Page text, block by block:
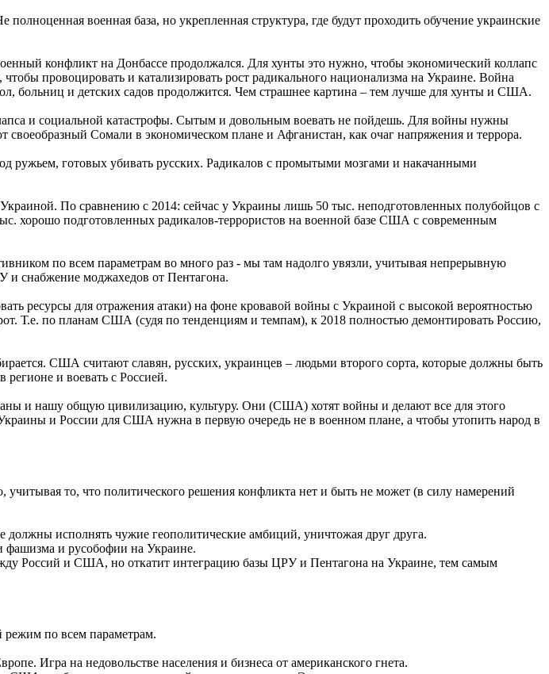
военная база, но укрепленная структура, где будут проходить обучение украинские
конфликт на Донбассе продолжался. Для хунты это нужно, чтобы экономический коллапс
провоцировать и катализировать рост радикального национализма на Украине. Война
больниц и детских садов продолжится. Чем страшнее картина – тем лучше для хунты и США.
и социальной катастрофы. Сытым и довольным воевать не пойдешь. Для войны нужны
Сомали в экономическом плане и Афганистан, как очаг напряжения и террора.
ружьем, готовых убивать русских. Радикалов с промытыми мозгами и накачанными
По сравнению с 2014: сейчас у Украины лишь 50 тыс. неподготовленных полубойцов с
хорошо подготовленных радикалов-террористов на военной базе США с современным
по всем параметрам во много раз - мы там надолго увязли, учитывая непрерывную
снабжение моджахедов от Пентагона.
ресурсы для отражения атаки) на фоне кровавой войны с Украиной с высокой вероятностью
Т.е. по планам США (судя по тенденциям и темпам), к 2018 полностью демонтировать Россию,
США считают славян, русских, украинцев – людьми второго сорта, которые должны быть
и воевать с Россией.
и нашу общую цивилизацию, культуру. Они (США) хотят войны и делают все для этого
и России для США нужна в первую очередь не в военном плане, а чтобы утопить народ в
то, что политического решения конфликта нет и быть не может (в силу намерений
исполнять чужие геополитические амбиций, уничтожая друг друга.
фашизма и русобофии на Украине.
Россий и США, но откатит интеграцию базы ЦРУ и Пентагона на Украине, тем самым
режим по всем параметрам.
Игра на недовольстве населения и бизнеса от американского гнета.